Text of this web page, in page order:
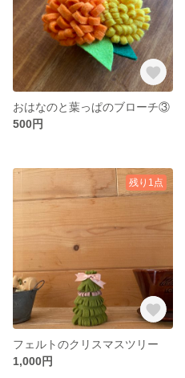
おはなのと葉っぱのブローチ③
500円
残り1点
フェルトのクリスマスツリー
1,000円